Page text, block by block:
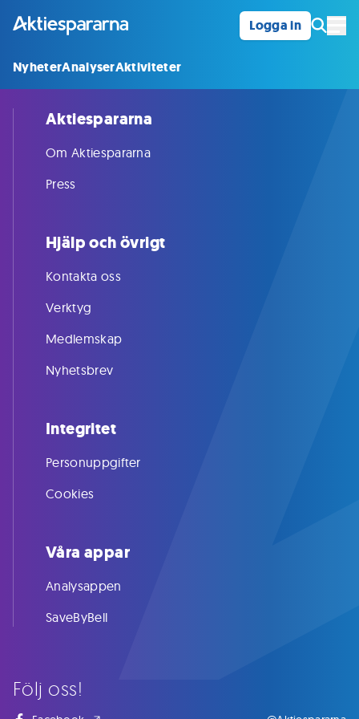
Logga in
NyheterAnalyserAktiviteter
Följ oss!
Aktiespararna
Om Aktiespararna
Press
Hjälp och övrigt
Kontakta oss
Verktyg
Medlemskap
Nyhetsbrev
Integritet
Personuppgifter
Cookies
Våra appar
Analysappen
SaveByBell